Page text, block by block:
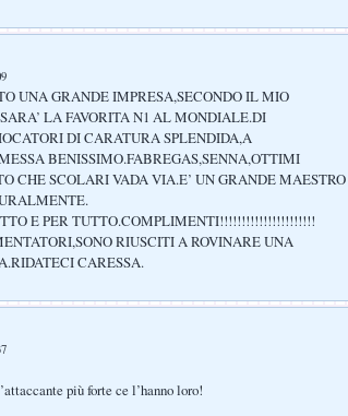
UNA GRANDE IMPRESA,SECONDO IL MIO
LA FAVORITA N1 AL MONDIALE.DI
DI CARATURA SPLENDIDA,A
BENISSIMO.FABREGAS,SENNA,OTTIMI
CHE SCOLARI VADA VIA.E’ UN GRANDE MAESTRO
E PER TUTTO.COMPLIMENTI!!!!!!!!!!!!!!!!!!!!!!
RIUSCITI A ROVINARE UNA
CARESSA.
più forte ce l’hanno loro!